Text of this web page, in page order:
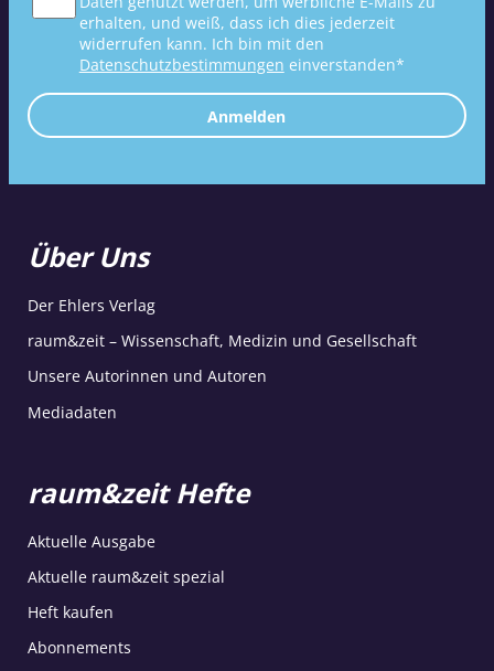
erhalten, und weiß, dass ich dies jederzeit
widerrufen kann. Ich bin mit den
Datenschutzbestimmungen einverstanden*
Anmelden
Über Uns
Der Ehlers Verlag
raum&zeit – Wissenschaft, Medizin und Gesellschaft
Unsere Autorinnen und Autoren
Mediadaten
raum&zeit Hefte
Aktuelle Ausgabe
Aktuelle raum&zeit spezial
Heft kaufen
Abonnements